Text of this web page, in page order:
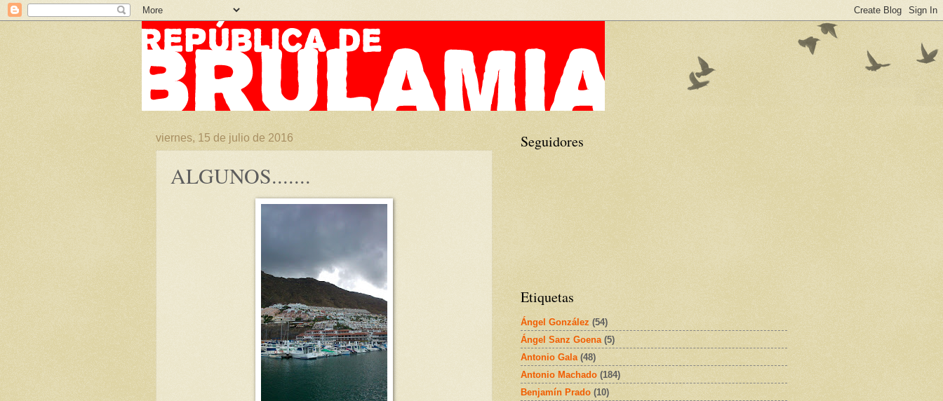
viernes, 15 de julio de 2016
ALGUNOS.......
Seguidores
Etiquetas
Ángel González (54)
Ángel Sanz Goena (5)
Antonio Gala (48)
Antonio Machado (184)
Benjamín Prado (10)